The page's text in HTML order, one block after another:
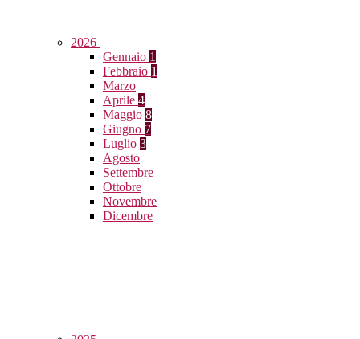
2026
Gennaio 1
Febbraio 1
Marzo
Aprile 4
Maggio 8
Giugno 7
Luglio 3
Agosto
Settembre
Ottobre
Novembre
Dicembre